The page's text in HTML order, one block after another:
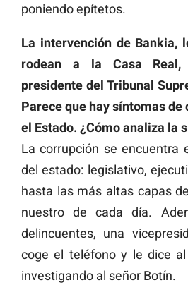
poniendo epítetos.
La intervención de Bankia,
rodean a la Casa
presidente del Tribunal
Parece que hay síntomas
el Estado. ¿Cómo analiza la
La corrupción se encuentra
del estado: legislativo,
hasta las más altas capas
nuestro de cada día.
delincuentes, una
coge el teléfono y le dice
investigando al señor Botín.